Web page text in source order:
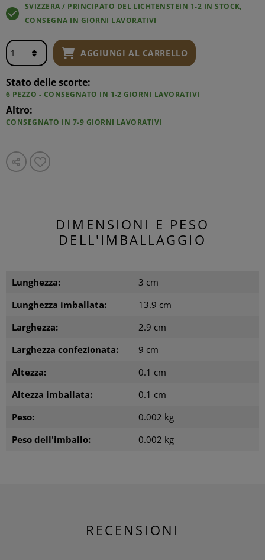
SVIZZERA / PRINCIPATO DEL LICHTENSTEIN 1-2 IN STOCK,
CONSEGNA IN GIORNI LAVORATIVI
AGGIUNGI AL CARRELLO
Stato delle scorte:
6 PEZZO - CONSEGNATO IN 1-2 GIORNI LAVORATIVI
Altro:
CONSEGNATO IN 7-9 GIORNI LAVORATIVI
DIMENSIONI E PESO
DELL'IMBALLAGGIO
Lunghezza:
3 cm
Lunghezza imballata:
13.9 cm
Larghezza:
2.9 cm
Larghezza confezionata:
9 cm
Altezza:
0.1 cm
Altezza imballata:
0.1 cm
Peso:
0.002 kg
Peso dell'imballo:
0.002 kg
RECENSIONI